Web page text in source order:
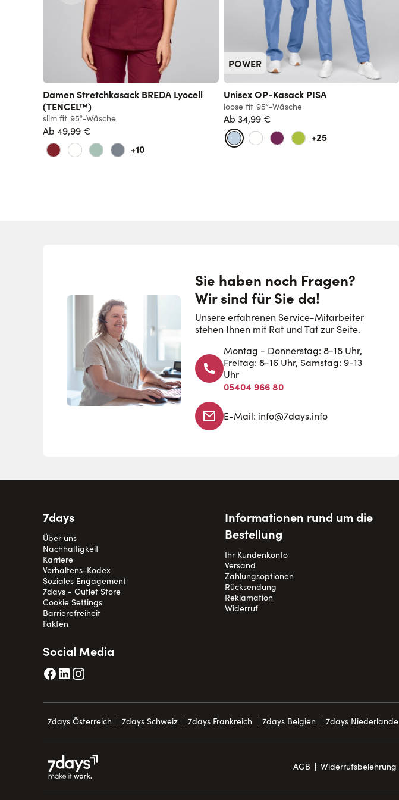
Damen Stretchkasack BREDA Lyocell
(TENCEL™)
slim fit 95°-Wäsche
Ab 49,99 €
+10
POWER
Unisex OP-Kasack PISA
loose fit 95°-Wäsche
Ab 34,99 €
+25
Sie haben noch Fragen?
Wir sind für Sie da!
Unsere erfahrenen Service-Mitarbeiter
stehen Ihnen mit Rat und Tat zur Seite.
Montag - Donnerstag: 8-18 Uhr,
Freitag: 8-16 Uhr, Samstag: 9-13
Uhr
05404 966 80
E-Mail: info@7days.info
7days
Über uns
Nachhaltigkeit
Karriere
Verhaltens-Kodex
Soziales Engagement
7days - Outlet Store
Cookie Settings
Barrierefreiheit
Fakten
Informationen rund um die
Bestellung
Ihr Kundenkonto
Versand
Zahlungsoptionen
Rücksendung
Reklamation
Widerruf
Social Media
7days Österreich 7days Schweiz 7days Frankreich 7days Belgien 7days Niederlande
AGB Widerrufsbelehrung